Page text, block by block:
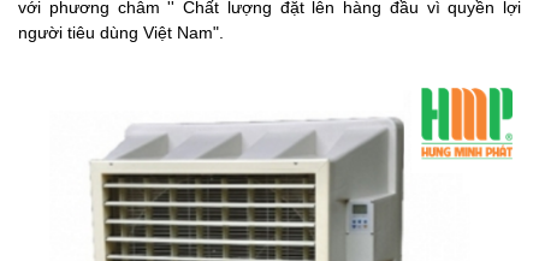
với phương châm '' Chất lượng đặt lên hàng đầu vì quyền lợi
người tiêu dùng Việt Nam".